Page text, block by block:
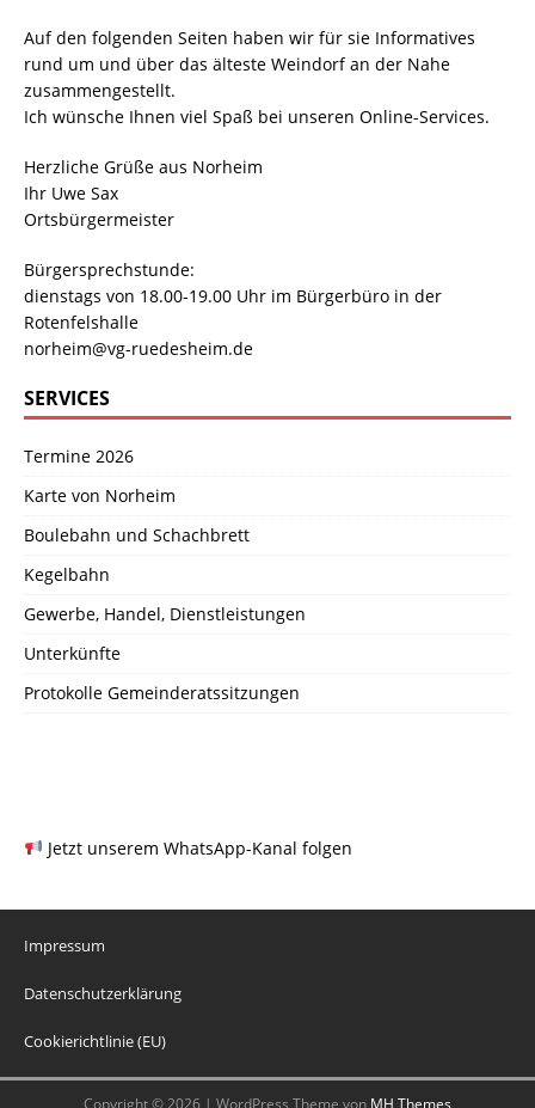
Auf den folgenden Seiten haben wir für sie Informatives
rund um und über das älteste Weindorf an der Nahe
zusammengestellt.
Ich wünsche Ihnen viel Spaß bei unseren Online-Services.
Herzliche Grüße aus Norheim
Ihr Uwe Sax
Ortsbürgermeister
Bürgersprechstunde:
dienstags von 18.00-19.00 Uhr im Bürgerbüro in der
Rotenfelshalle
norheim@vg-ruedesheim.de
SERVICES
Termine 2026
Karte von Norheim
Boulebahn und Schachbrett
Kegelbahn
Gewerbe, Handel, Dienstleistungen
Unterkünfte
Protokolle Gemeinderatssitzungen
Jetzt unserem WhatsApp-Kanal folgen
Impressum
Datenschutzerklärung
Cookierichtlinie (EU)
Copyright © 2026 | WordPress Theme von MH Themes